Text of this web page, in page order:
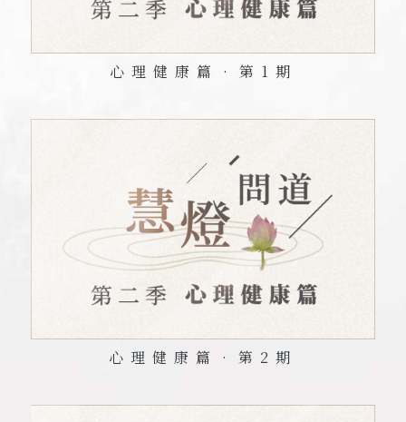
心理健康篇•第 1 期
心理健康篇•第 2 期